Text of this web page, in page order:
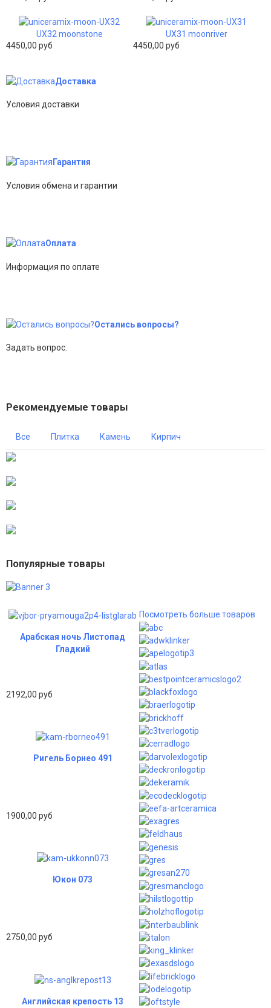
UX32 moonstone
4450,00 руб
UX31 moonriver
4450,00 руб
Доставка
Условия доставки
Гарантия
Условия обмена и гарантии
Оплата
Информация по оплате
Остались вопросы?
Задать вопрос.
Рекомендуемые товары
Все Плитка Камень Кирпич
Популярные товары
Арабская ночь Листопад
Гладкий
2192,00 руб
Ригель Борнео 491
1900,00 руб
Юкон 073
2750,00 руб
Английская крепость 13
Посмотреть больше товаров